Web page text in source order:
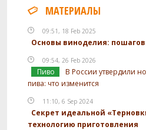
МАТЕРИАЛЫ
09:51, 18 Feb 2025
Основы виноделия:
09:54, 26 Feb 2026
Пиво
В России утвердили
пива: что изменится
11:10, 6 Sep 2024
Секрет идеальной
технологию приготовления